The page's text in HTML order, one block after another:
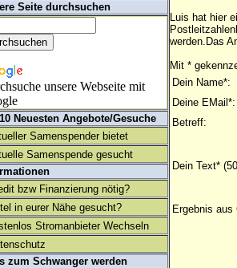
Seite durchsuchen
unsere Webseite mit
Neuesten Angebote/Gesuche
Samenspender bietet
Samenspende gesucht
bzw Finanzierung nötig?
in eurer Nähe gesucht?
Stromanbieter Wechseln
zum Schwanger werden
Luis hat hier
werden.Das
Mit *
Dein Name*:
Deine EMail*:
Betreff:
Dein Text*
Ergebnis aus